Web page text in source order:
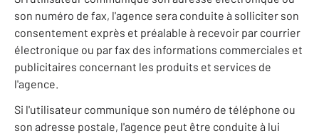
son numéro de fax, l'agence sera conduite à solliciter son
consentement exprès et préalable à recevoir par courrier
électronique ou par fax des informations commerciales et
publicitaires concernant les produits et services de
l'agence.
Si l'utilisateur communique son numéro de téléphone ou
son adresse postale, l'agence peut être conduite à lui